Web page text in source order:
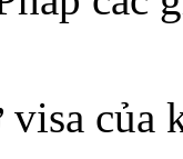
visa của